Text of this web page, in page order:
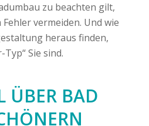
zu beachten gilt,
vermeiden. Und wie
heraus finden,
Sie sind.
ÜBER BAD